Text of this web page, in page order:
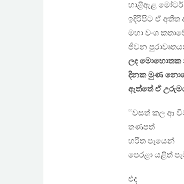
හාළිඇළ
ඉදිරිපිට ඒ අතීත
මහා වංශ
ජීවන
ලද මොහොතක
දිනක මුණ
ඇත්තේ ඒ
‛‛වසත් කල ආ
තණපත්
හරිත පෑයෙන්
පෙරළා යළිත්
එද